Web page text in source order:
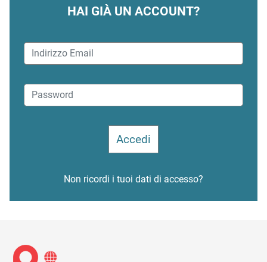
HAI GIÀ UN ACCOUNT?
Non ricordi i tuoi dati di accesso?